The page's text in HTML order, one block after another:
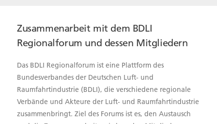
Zusammenarbeit mit dem BDLI
Regionalforum und dessen Mitgliedern
Das BDLI Regionalforum ist eine Plattform des
Bundesverbandes der Deutschen Luft- und
Raumfahrtindustrie (BDLI), die verschiedene regionale
Verbände und Akteure der Luft- und Raumfahrtindustrie
zusammenbringt. Ziel des Forums ist es, den Austausch